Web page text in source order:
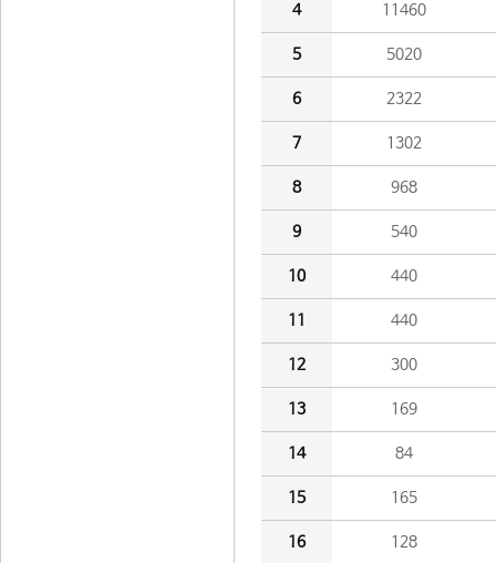
4 11460
5 5020
6 2322
7 1302
8 968
9 540
10 440
11 440
12 300
13 169
14 84
15 165
16 128